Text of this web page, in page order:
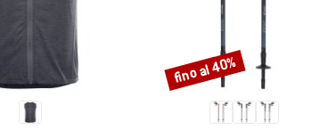
Sconto
fino al 40%